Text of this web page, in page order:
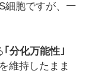
細胞ですが、一
｢分化万能性｣
維持したまま